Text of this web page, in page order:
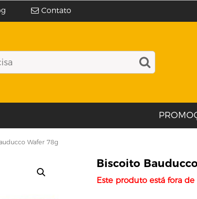
Contato
Wafer 78g
Biscoito
Este produto está fora